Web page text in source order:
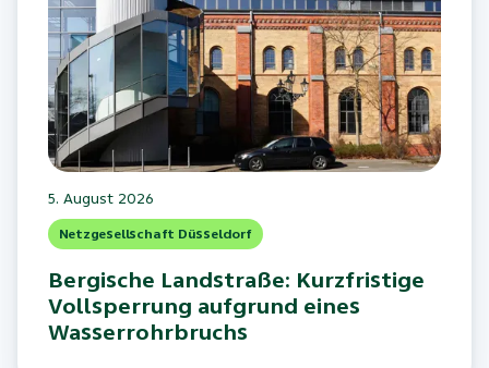
5. August 2026
Netzgesellschaft Düsseldorf
Bergische Landstraße: Kurzfristige
Vollsperrung aufgrund eines
Wasserrohrbruchs